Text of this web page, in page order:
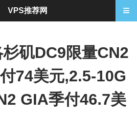
矶DC9限量CN2
74美元,2.5-10G
GIA季付46.7美
VPS推荐网